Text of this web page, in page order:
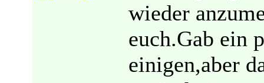
wieder
euch.Gab ein
einigen,aber